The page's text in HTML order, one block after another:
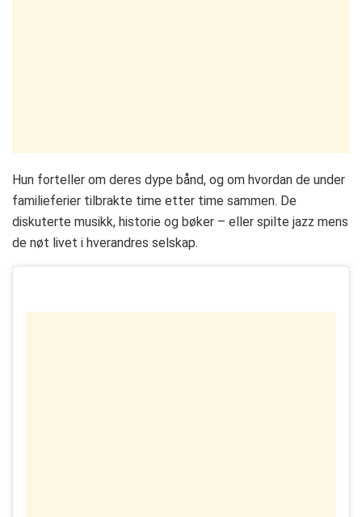
Hun forteller om deres dype bånd, og om hvordan de under
familieferier tilbrakte time etter time sammen. De
diskuterte musikk, historie og bøker – eller spilte jazz mens
de nøt livet i hverandres selskap.